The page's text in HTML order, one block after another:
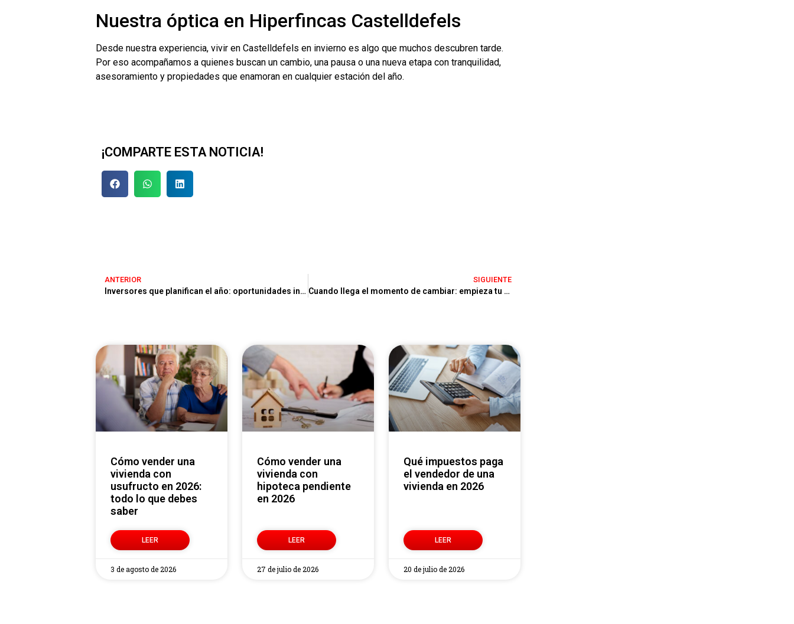
Nuestra óptica en Hiperfincas Castelldefels
Desde nuestra experiencia, vivir en Castelldefels en invierno es algo que muchos descubren tarde.
Por eso acompañamos a quienes buscan un cambio, una pausa o una nueva etapa con tranquilidad,
asesoramiento y propiedades que enamoran en cualquier estación del año.
¡COMPARTE ESTA NOTICIA!
ANTERIOR
Inversores que planifican el año: oportunidades inmobiliarias en Castelldefels
SIGUIENTE
Cuando llega el momento de cambiar: empieza tu nueva etapa en Castelldefels
Cómo vender una
vivienda con
usufructo en 2026:
todo lo que debes
saber
LEER
3 de agosto de 2026
Cómo vender una
vivienda con
hipoteca pendiente
en 2026
LEER
27 de julio de 2026
Qué impuestos paga
el vendedor de una
vivienda en 2026
LEER
20 de julio de 2026